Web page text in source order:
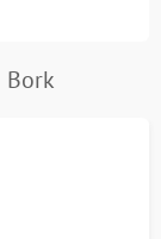
Bork